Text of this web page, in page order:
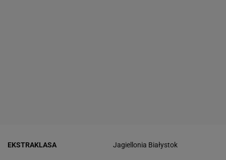
EKSTRAKLASA Jagiellonia Białystok